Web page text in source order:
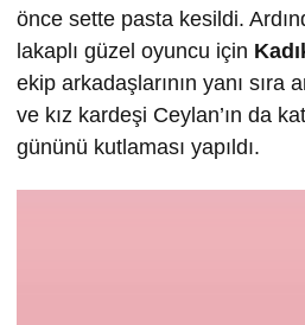
önce sette pasta kesildi.
lakaplı güzel oyuncu için
ekip arkadaşlarının yanı sıra
ve kız kardeşi Ceylan’ın da
gününü kutlaması yapıldı.